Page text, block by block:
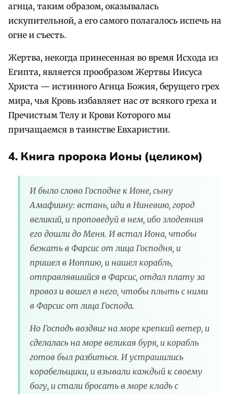
агнца, таким образом, оказывалась
искупительной, а его самого полагалось испечь на
огне и съесть.
Жертва, некогда принесенная во время Исхода из
Египта, является прообразом Жертвы Иисуса
Христа — истинного Агнца Божия, берущего грех
мира, чья Кровь избавляет нас от всякого греха и
Пречистым Телу и Крови Которого мы
причащаемся в таинстве Евхаристии.
4. Книга пророка Ионы (целиком)
И было слово Господне к Ионе, сыну
Амафиину: встань, иди в Ниневию, город
великий, и проповедуй в нем, ибо злодеяния
его дошли до Меня. И встал Иона, чтобы
бежать в Фарсис от лица Господня, и
пришел в Иоппию, и нашел корабль,
отправлявшийся в Фарсис, отдал плату за
провоз и вошел в него, чтобы плыть с ними
в Фарсис от лица Господа.
Но Господь воздвиг на море крепкий ветер, и
сделалась на море великая буря, и корабль
готов был разбиться. И устрашились
корабельщики, и взывали каждый к своему
богу, и стали бросать в море кладь с